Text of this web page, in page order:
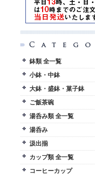
鉢類 全一覧
小鉢・中鉢
大鉢・盛鉢・菓子鉢
ご飯茶碗
湯呑み類 全一覧
湯呑み
汲出揃
カップ類 全一覧
コーヒーカップ